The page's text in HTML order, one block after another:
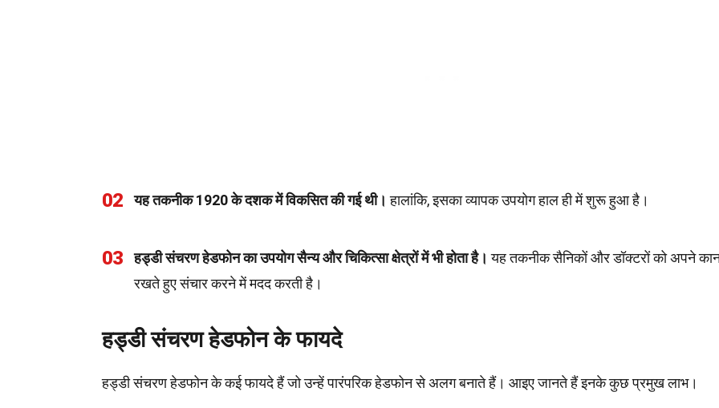
02 यह तकनीक 1920 के दशक में विकसित की गई थी। हालांकि, इसका व्यापक उपयोग हाल ही में शुरू हुआ है।
03 हड्डी संचरण हेडफोन का उपयोग सैन्य और चिकित्सा क्षेत्रों में भी होता है। यह तकनीक सैनिकों और डॉक्टरों को अपने
रखते हुए संचार करने में मदद करती है।
हड्डी संचरण हेडफोन के फायदे
हड्डी संचरण हेडफोन के कई फायदे हैं जो उन्हें पारंपरिक हेडफोन से अलग बनाते हैं। आइए जानते हैं इनके कुछ प्रमुख लाभ।